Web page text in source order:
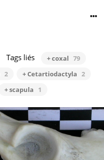
Tags liés + coxal 79
2 + Cetartiodactyla 2
+ scapula 1